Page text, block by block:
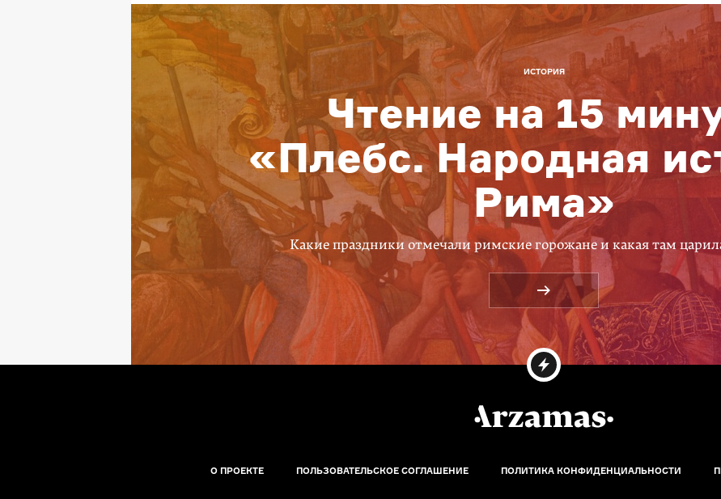
ИСТОРИЯ
Чтение на 15
«Плебс. Народная
Рима»
Какие праздники отмечали римские горожане и какая там
О ПРОЕКТЕ ПОЛЬЗОВАТЕЛЬСКОЕ СОГЛАШЕНИЕ ПОЛИТИКА КОНФИДЕНЦИАЛЬНОСТИ